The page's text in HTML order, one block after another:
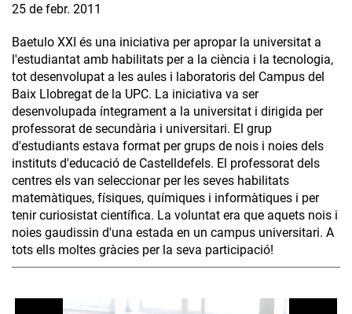
25 de febr. 2011
Baetulo XXI és una iniciativa per apropar la universitat a
l'estudiantat amb habilitats per a la ciència i la tecnologia,
tot desenvolupat a les aules i laboratoris del Campus del
Baix Llobregat de la UPC. La iniciativa va ser
desenvolupada íntegrament a la universitat i dirigida per
professorat de secundària i universitari. El grup
d'estudiants estava format per grups de nois i noies dels
instituts d'educació de Castelldefels. El professorat dels
centres els van seleccionar per les seves habilitats
matemàtiques, físiques, químiques i informàtiques i per
tenir curiosistat científica. La voluntat era que aquets nois i
noies gaudissin d'una estada en un campus universitari. A
tots ells moltes gràcies per la seva participació!